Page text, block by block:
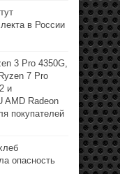
в России
3 Pro 4350G,
7 Pro
и
AMD Radeon
покупателей
опасность